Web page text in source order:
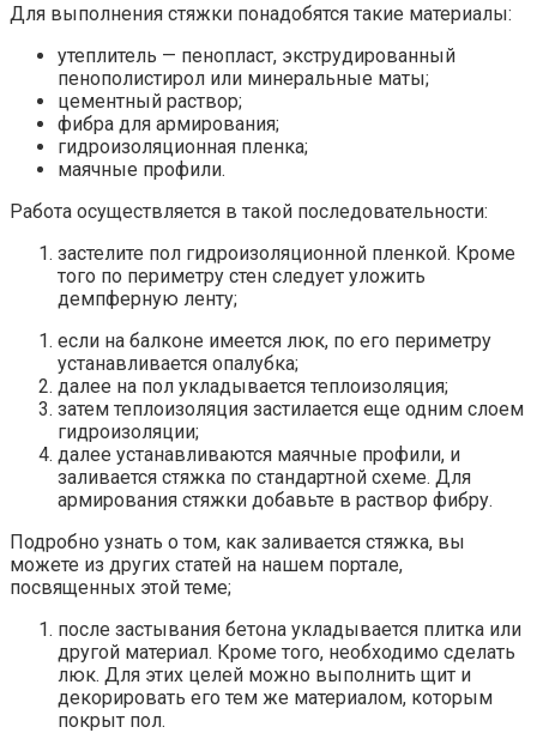
Для выполнения стяжки понадобятся такие материалы:
утеплитель — пенопласт, экструдированный
пенополистирол или минеральные маты;
цементный раствор;
фибра для армирования;
гидроизоляционная пленка;
маячные профили.
Работа осуществляется в такой последовательности:
застелите пол гидроизоляционной пленкой. Кроме
того по периметру стен следует уложить
демпферную ленту;
если на балконе имеется люк, по его периметру
устанавливается опалубка;
далее на пол укладывается теплоизоляция;
затем теплоизоляция застилается еще одним слоем
гидроизоляции;
далее устанавливаются маячные профили, и
заливается стяжка по стандартной схеме. Для
армирования стяжки добавьте в раствор фибру.
Подробно узнать о том, как заливается стяжка, вы
можете из других статей на нашем портале,
посвященных этой теме;
после застывания бетона укладывается плитка или
другой материал. Кроме того, необходимо сделать
люк. Для этих целей можно выполнить щит и
декорировать его тем же материалом, которым
покрыт пол.